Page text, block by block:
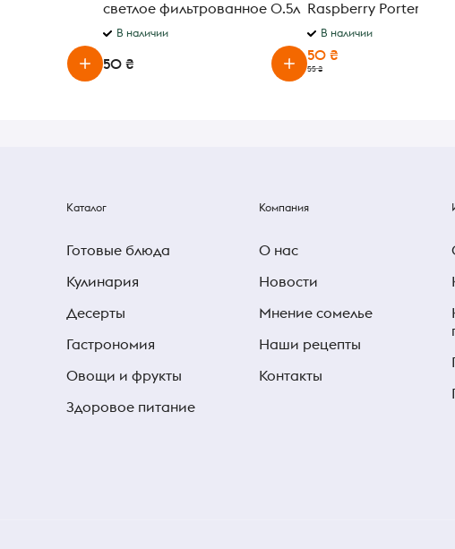
светлое фильтрованное 0.5л
5% В наличии
50 ₴
Raspberry Porter
фильтрованное 7.5%
В наличии
50 ₴
55 ₴
Каталог
Готовые блюда
Кулинария
Десерты
Гастрономия
Овощи и фрукты
Здоровое питание
Компания
О нас
Новости
Мнение сомелье
Наши рецепты
Контакты